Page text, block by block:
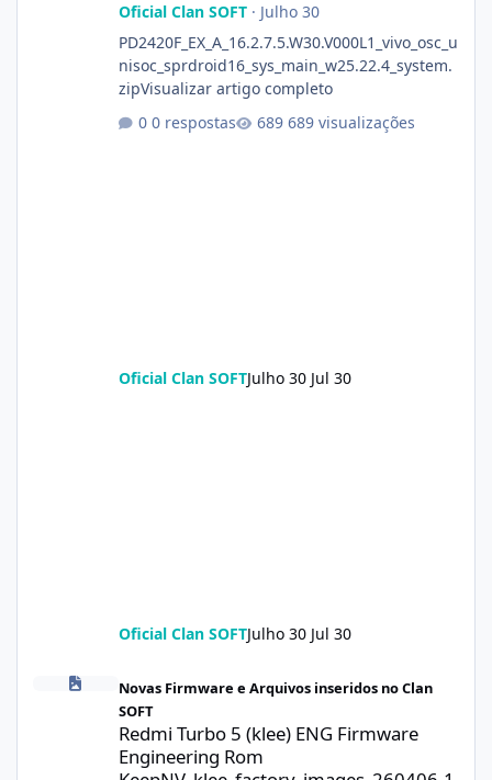
Oficial Clan SOFT· Julho 30
PD2420F_EX_A_16.2.7.5.W30.V000L1_vivo_osc_u
nisoc_sprdroid16_sys_main_w25.22.4_system.
zipVisualizar artigo completo
0 respostas
689 visualizações
Oficial Clan SOFTJulho 30 Jul 30
Oficial Clan SOFTJulho 30 Jul 30
Redmi Turbo 5 (klee) ENG Firmware Engineering Rom
Novas Firmware e Arquivos inseridos no Clan
SOFT
Redmi Turbo 5 (klee) ENG Firmware
Engineering Rom